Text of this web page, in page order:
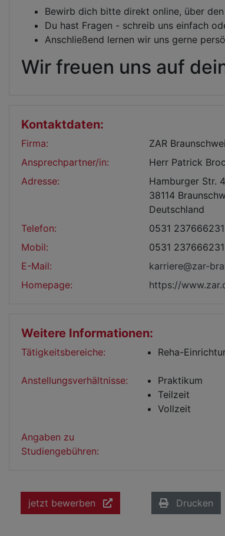
Bewirb dich bitte direkt online, über
Du hast Fragen - schreib uns einfach
Anschließend lernen wir uns gerne
Wir freuen uns auf
Kontaktdaten:
Firma:
ZAR
Ansprechpartner/in:
Herr Patrick
Adresse:
Hamburger Str.
38114
Deutschland
Telefon:
0531 237666231
Mobil:
0531 237666231
E-Mail:
karriere@zar-
Homepage:
https://
Weitere Informationen:
Tätigkeitsbereiche: Reha-
Anstellungsverhältnisse:
Praktikum
Teilzeit
Vollzeit
Angaben zu
Studiengebühren:
jetzt bewerben Drucken